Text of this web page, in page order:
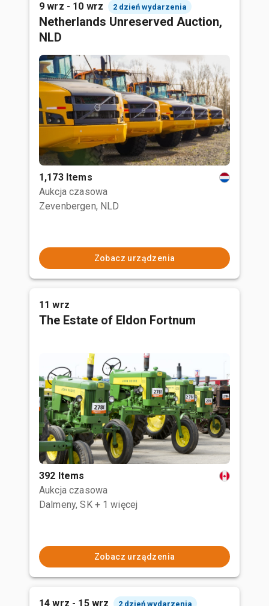
9 wrz - 10 wrz 2 dzień wydarzenia
Netherlands Unreserved Auction,
NLD
1,173 Items
Aukcja czasowa
Zevenbergen, NLD
Zobacz urządzenia
11 wrz
The Estate of Eldon Fortnum
392 Items
Aukcja czasowa
Dalmeny, SK + 1 więcej
Zobacz urządzenia
14 wrz - 15 wrz 2 dzień wydarzenia